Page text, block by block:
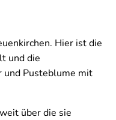
Hier ist die
und die
und Pusteblume mit
über die sie